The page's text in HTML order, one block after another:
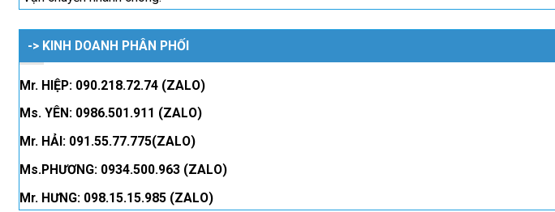
-> KINH DOANH PHÂN PHỐI
Mr. HIỆP: 090.218.72.74 (ZALO)
Ms. YÊN: 0986.501.911 (ZALO)
Mr. HẢI: 091.55.77.775(ZALO)
Ms.PHƯƠNG: 0934.500.963 (ZALO)
Mr. HƯNG: 098.15.15.985 (ZALO)